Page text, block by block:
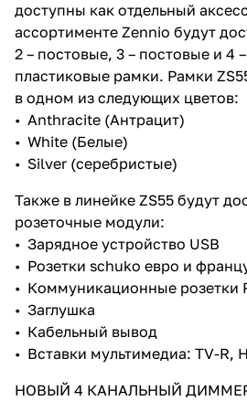
доступны как отдельный
ассортименте Zennio будут
2 – постовые, 3 – постовые и 4
пластиковые рамки. Рамки
в одном из следующих цветов:
• Anthracite (Антрацит)
• White (Белые)
• Silver (серебристые)
Также в линейке ZS55 будут
розеточные модули:
• Зарядное устройство USB
• Розетки schuko евро и
• Коммуникационные розетки
• Заглушка
• Кабельный вывод
• Вставки мультимедиа: TV-R,
НОВЫЙ 4 КАНАЛЬНЫЙ ДИММЕР